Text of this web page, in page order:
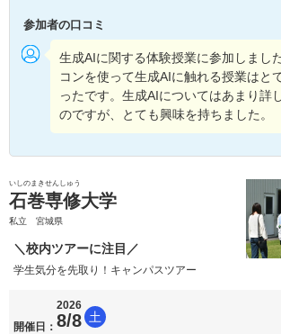
参加者の口コミ
生成AIに関する体験授業に参加しまし
コンを使って生成AIに触れる授業はと
ったです。生成AIについてはあまり詳
のですが、とても興味を持ちました。
いしのまきせんしゅう
石巻専修大学
私立 宮城県
＼校内ツアーに注目／
学生気分を先取り！キャンパスツアー
開催日：
2026
8/8 土